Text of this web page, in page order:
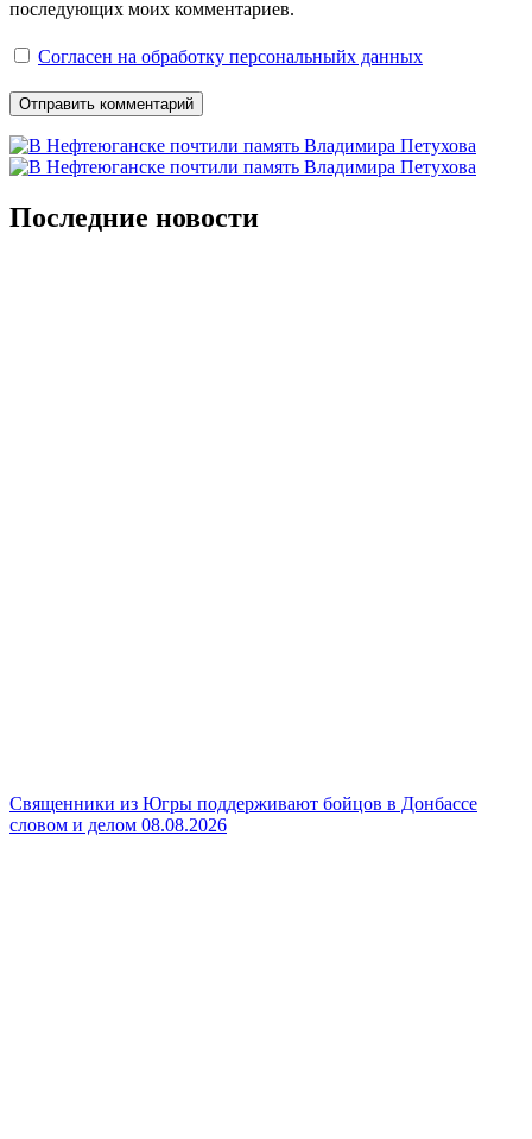
последующих моих комментариев.
Согласен на обработку персональныйх данных
Последние новости
Священники из Югры поддерживают бойцов в Донбассе
словом и делом 08.08.2026